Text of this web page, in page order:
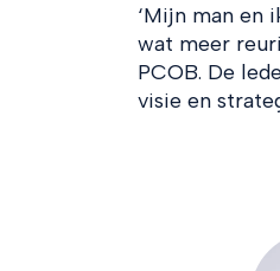
‘Mijn man en
wat meer
PCOB. De
visie en